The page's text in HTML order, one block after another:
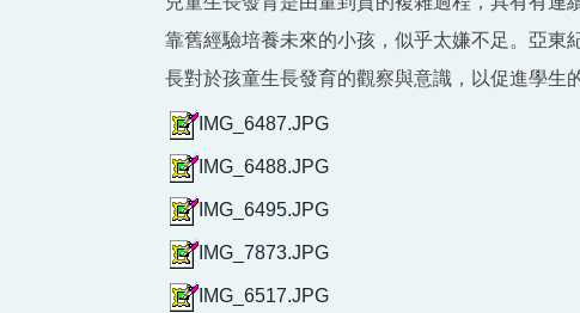
靠舊經驗培養未來的小孩，似乎太嫌不足。亞東
長對於孩童生長發育的觀察與意識，以促進學生
IMG_6487.JPG
IMG_6488.JPG
IMG_6495.JPG
IMG_7873.JPG
IMG_6517.JPG